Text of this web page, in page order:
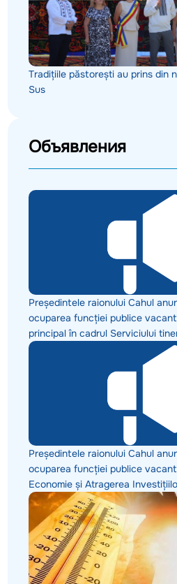
Tradițiile păstorești au prins din
Sus
Объявления
Președintele raionului Cahul
ocuparea funcției publice
principal în cadrul Serviciului
Președintele raionului Cahul
ocuparea funcției publice
Economie și Atragerea